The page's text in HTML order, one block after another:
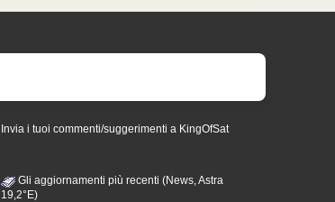
Invia i tuoi commenti/suggerimenti a KingOfSat
Gli aggiornamenti più recenti (News, Astra
19,2°E)